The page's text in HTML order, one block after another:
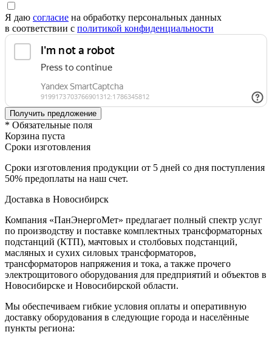
Я даю согласие на обработку персональных данных
в соответствии с политикой конфиденциальности
* Обязательные поля
Корзина пуста
Сроки изготовления
Сроки изготовления продукции от 5 дней со дня поступления
50% предоплаты на наш счет.
Доставка в Новосибирск
Компания «ПанЭнергоМет» предлагает полный спектр услуг
по производству и поставке комплектных трансформаторных
подстанций (КТП), мачтовых и столбовых подстанций,
масляных и сухих силовых трансформаторов,
трансформаторов напряжения и тока, а также прочего
электрощитового оборудования для предприятий и объектов в
Новосибирске и Новосибирской области.
Мы обеспечиваем гибкие условия оплаты и оперативную
доставку оборудования в следующие города и населённые
пункты региона: